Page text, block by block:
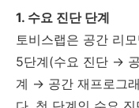
1. 수요 진단 단계
토비스랩은 공간 리
5단계(수요 진단 →
계 → 공간 재프로그